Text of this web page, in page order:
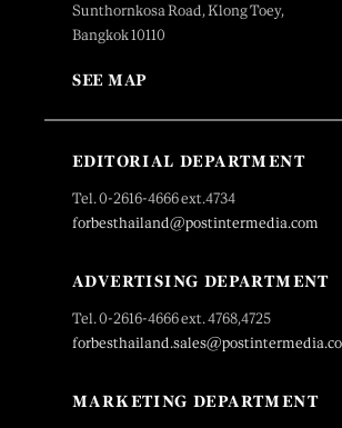
Sunthornkosa Road, Klong Toey,
Bangkok 10110
SEE MAP
EDITORIAL DEPARTMENT
Tel. 0-2616-4666 ext.4734
forbesthailand@postintermedia.com
ADVERTISING DEPARTMENT
Tel. 0-2616-4666 ext. 4768,4725
MARKETING DEPARTMENT